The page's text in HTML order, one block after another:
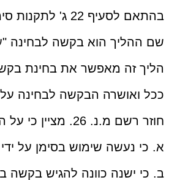
בהתאם לסעיף 22 ג' לתקנות סימני המסחר , 1940, רשאי מבקש להגיש בקשה לבחינה מזורזת של הבקשה, אם בידיו נימוקים סבירים לכך.
שם ההליך הוא בקשה לבחינה
הליך זה מאפשר את בחינת
ככל ואושרה הבקשה לבחינה
חוזר רשם מ.נ. 26. מציין כי על המבקש להקדים את הבחינה להראות נימוקים סבירים להגשת בקשה על אתר ובהם למשל:
א. כי נעשה שימוש בסימן על
ב. כי ישנה כוונה להגיש בקשה